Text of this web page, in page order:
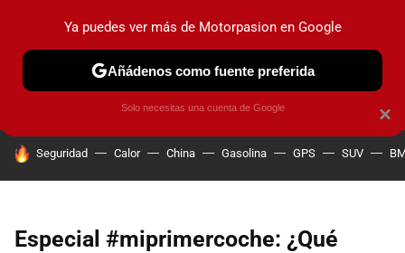
PRUEBAS COCHES ELÉCTRICOS OBSERVATORIO
HOY SE HABLA DE
Seguridad Calor China Gasolina GPS SUV
Especial #miprimercoche: ¿Qué
×
Ya puedes ver más de Motorpasion en Google
Añádenos como fuente preferida
Solo necesitas una cuenta de Google